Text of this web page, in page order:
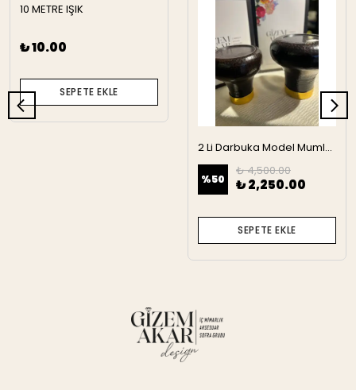
10 METRE IŞIK
₺ 10.00
SEPETE EKLE
2 Li Darbuka Model Mumluk
%50
₺ 4,500.00
₺ 2,250.00
SEPETE EKLE